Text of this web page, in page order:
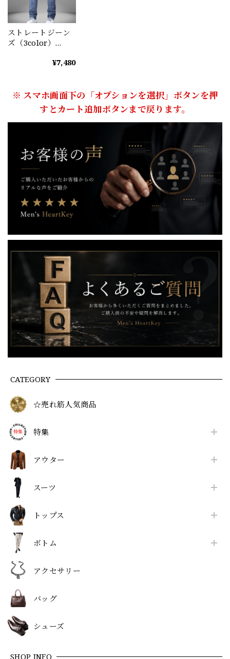
CATEGORY
☆売れ筋人気商品
特集
アウター
スーツ
トップス
ボトム
アクセサリー
バッグ
シューズ
SHOP INFO
ストレートジーン
ズ（3color）
¥7,480
※ スマホ画面下の「オプションを選択」ボタンを押
すとカート追加ボタンまで戻ります。